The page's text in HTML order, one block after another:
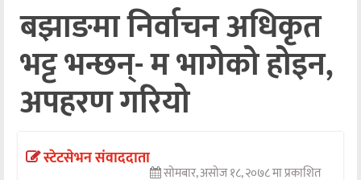
अन्तराष्ट्रिय
अन्तर्वार्ता
अर्थ
खेलकुद
मनोरञ्जन
बझाङमा निर्वाचन अधिकृत
भट्ट भन्छन्- म भागेको होइन,
अपहरण गरियो
स्टेटसेभन संवाददाता
सोमबार, असोज १८, २०७८ मा प्रकाशित